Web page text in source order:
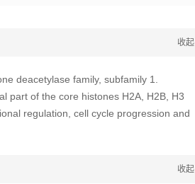
收起
deacetylase family, subfamily 1.
part of the core histones H2A, H2B, H3
regulation, cell cycle progression and
收起